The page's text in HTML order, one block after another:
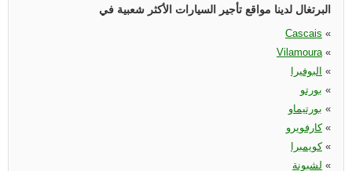
البرتغال لدينا مواقع تأجير السيارات الأكثر شعبية في
Cascais «
Vilamoura«
البوفيرا «
بورتو «
بورتيماو «
كارفويرو«
كويمبرا«
لشبونة «